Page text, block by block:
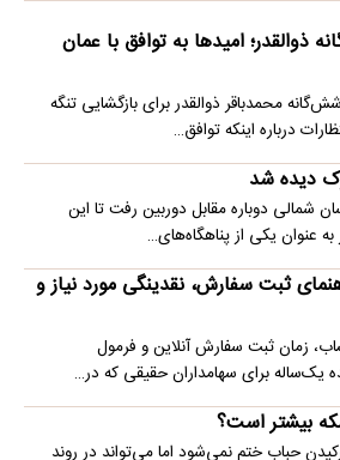
امیدها به توافق با عمان
محمدباقر ذوالقدر برای بازگشایی تنگه
درباره اینکه توافق…
دیده شد
شمالی دوباره مقابل دوربین رفت تا این
عنوان یکی از پناهگاه‌های…
ثبت سفارش، نقدینگی مورد نیاز و
زمان ثبت سفارش آنلاین و فرمول
برای سهامداران حقیقی که در…
بیشتر است؟
حباب ختم نمی‌شود اما می‌تواند در روند